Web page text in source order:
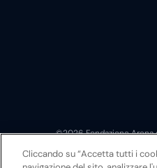
©2026 Fondazione Arena
Cliccando su “Accetta tutti i